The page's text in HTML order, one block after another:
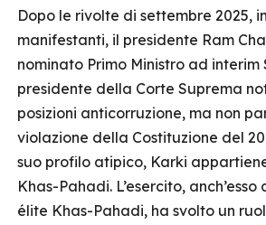
Dopo le rivolte di settembre 2025,
manifestanti, il presidente Ram
nominato Primo Ministro ad interim
presidente della Corte Suprema
posizioni anticorruzione, ma non
violazione della Costituzione del
suo profilo atipico, Karki
Khas-Pahadi. L’esercito,
élite Khas-Pahadi, ha svolto un